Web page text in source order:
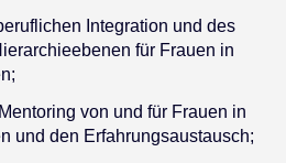
Integration und des
für Frauen in
von und für Frauen in
und den Erfahrungsaustausch;